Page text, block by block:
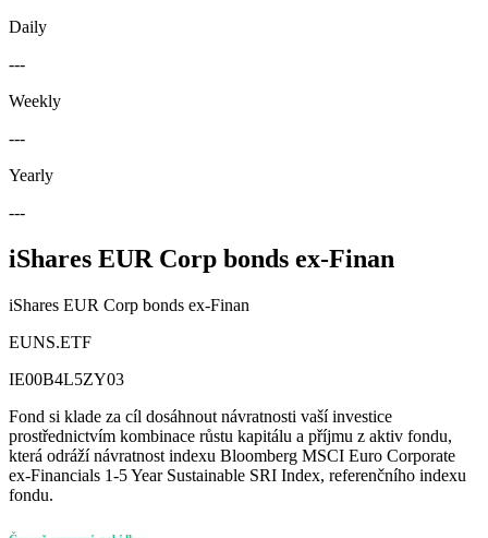
Daily
---
Weekly
---
Yearly
---
iShares EUR Corp bonds ex-Finan
iShares EUR Corp bonds ex-Finan
EUNS.ETF
IE00B4L5ZY03
Fond si klade za cíl dosáhnout návratnosti vaší investice
prostřednictvím kombinace růstu kapitálu a příjmu z aktiv fondu,
která odráží návratnost indexu Bloomberg MSCI Euro Corporate
ex-Financials 1-5 Year Sustainable SRI Index, referenčního indexu
fondu.